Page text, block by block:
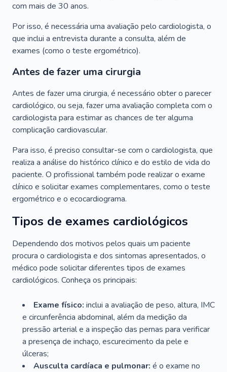
com mais de 30 anos.
Por isso, é necessária uma avaliação pelo cardiologista, o
que inclui a entrevista durante a consulta, além de
exames (como o teste ergométrico).
Antes de fazer uma cirurgia
Antes de fazer uma cirurgia, é necessário obter o parecer
cardiológico, ou seja, fazer uma avaliação completa com o
cardiologista para estimar as chances de ter alguma
complicação cardiovascular.
Para isso, é preciso consultar-se com o cardiologista, que
realiza a análise do histórico clínico e do estilo de vida do
paciente. O profissional também pode realizar o exame
clínico e solicitar exames complementares, como o teste
ergométrico e o ecocardiograma.
Tipos de exames cardiológicos
Dependendo dos motivos pelos quais um paciente
procura o cardiologista e dos sintomas apresentados, o
médico pode solicitar diferentes tipos de exames
cardiológicos. Conheça os principais:
Exame físico: inclui a avaliação de peso, altura, IMC
e circunferência abdominal, além da medição da
pressão arterial e a inspeção das pernas para verificar
a presença de inchaço, escurecimento da pele e
úlceras;
Ausculta cardíaca e pulmonar: é o exame no